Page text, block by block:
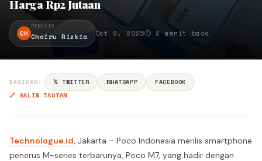
Harga Rp2 Jutaan
CH
PENULIS
Choiru Rizkia Oct 9, 2025⏱ 2 menit baca
BAGIKAN: 𝕏 TWITTER WHATSAPP
FACEBOOK
🔗 SALIN TAUTAN
Technologue.id, Jakarta – Poco Indonesia merilis smartphone
penerus M-series terbarunya, Poco M7, yang hadir dengan